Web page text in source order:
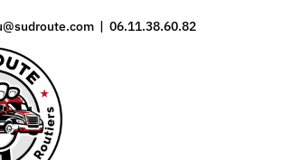
| 06.11.38.60.82